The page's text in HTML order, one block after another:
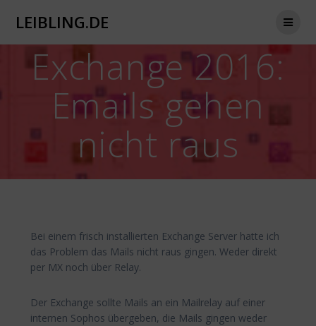
LEIBLING.DE
Exchange 2016:
Emails gehen
nicht raus
Bei einem frisch installierten Exchange Server hatte ich
das Problem das Mails nicht raus gingen. Weder direkt
per MX noch über Relay.
Der Exchange sollte Mails an ein Mailrelay auf einer
internen Sophos übergeben, die Mails gingen weder